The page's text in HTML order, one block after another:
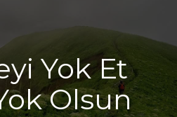
Yok Et
Olsun